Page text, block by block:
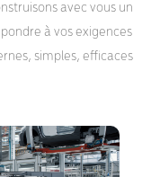
avec vous un
à vos exigences
simples, efficaces